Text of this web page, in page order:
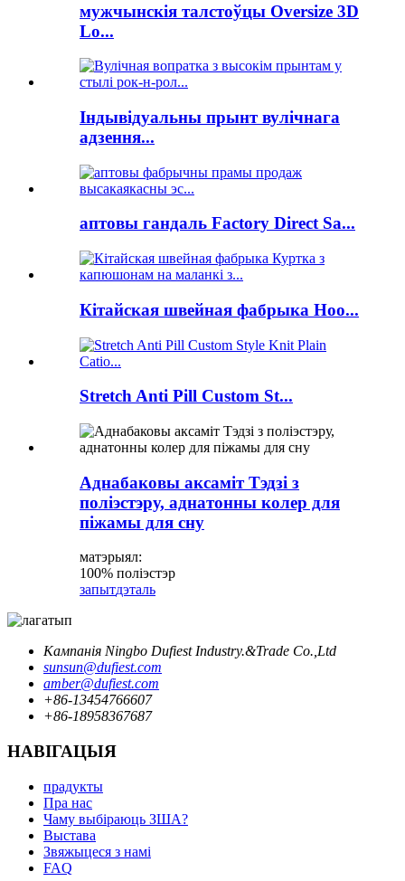
мужчынскія талстоўцы Oversize 3D
Lo...
Індывідуальны прынт вулічнага
адзення...
аптовы гандаль Factory Direct Sa...
Кітайская швейная фабрыка Hoo...
Stretch Anti Pill Custom St...
Аднабаковы аксаміт Тэдзі з
поліэстэру, аднатонны колер для
піжамы для сну
матэрыял:
100% поліэстэр
запытдэталь
Кампанія Ningbo Dufiest Industry.&Trade Co.,Ltd
sunsun@dufiest.com
amber@dufiest.com
+86-13454766607
+86-18958367687
НАВІГАЦЫЯ
прадукты
Пра нас
Чаму выбіраюць ЗША?
Выстава
Звяжыцеся з намі
FAQ